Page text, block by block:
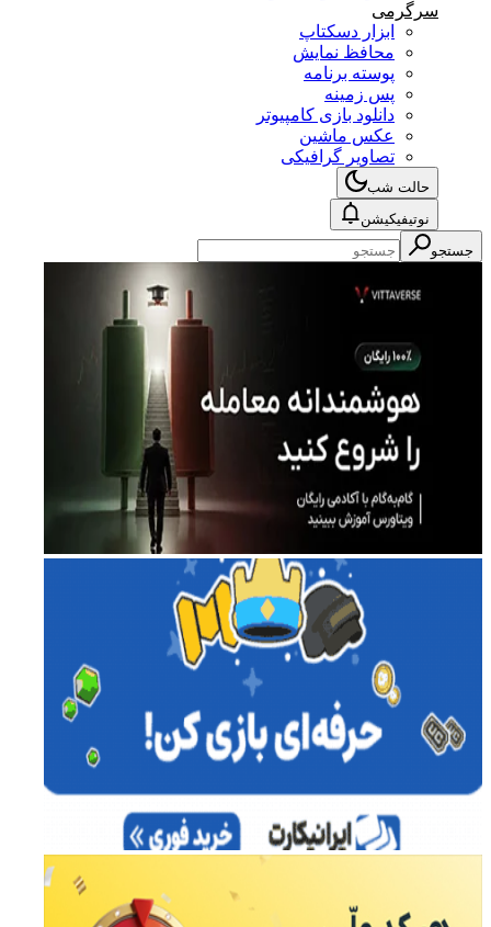
سرگرمی
ابزار دسکتاپ
محافظ نمایش
پوسته برنامه
پس زمینه
دانلود بازی کامپیوتر
عکس ماشین
تصاویر گرافیکی
حالت شب
نوتیفیکیشن
جستجو